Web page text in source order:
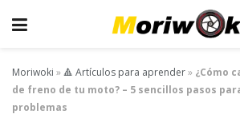
Moriwoki »🔺 Artículos para aprender» ¿Cómo
de freno de tu moto? – 5 sencillos pasos
problemas